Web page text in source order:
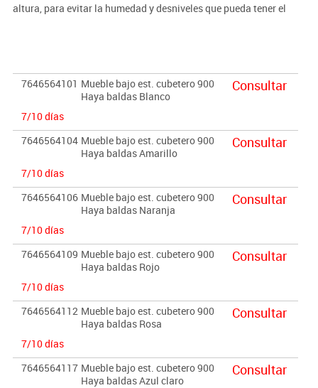
altura, para evitar la humedad y desniveles que pueda tener el
Garantizado por los ensayos realizados en centro tecnológico de
certificación de mobiliario TECNALIA. CUBETAS INCLUIDAS.
Importante:
El mobiliario se pide por encargo. En caso de devolución no se
abonará más del 90% del valor de la mercancía.
7646564101 Mueble bajo est. cubetero 900
Haya baldas Blanco
7/10 días
Consultar
7646564104 Mueble bajo est. cubetero 900
Haya baldas Amarillo
7/10 días
Consultar
7646564106 Mueble bajo est. cubetero 900
Haya baldas Naranja
7/10 días
Consultar
7646564109 Mueble bajo est. cubetero 900
Haya baldas Rojo
7/10 días
Consultar
7646564112 Mueble bajo est. cubetero 900
Haya baldas Rosa
7/10 días
Consultar
7646564117 Mueble bajo est. cubetero 900
Haya baldas Azul claro
Consultar